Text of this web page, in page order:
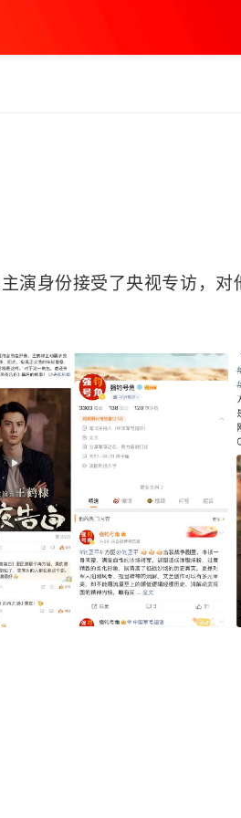
演身份接受了央视专访，对